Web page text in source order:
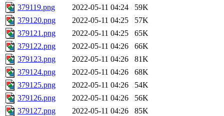
379119.png
2022-05-11 04:24
59K
379120.png
2022-05-11 04:25
57K
379121.png
2022-05-11 04:25
65K
379122.png
2022-05-11 04:26
66K
379123.png
2022-05-11 04:26
81K
379124.png
2022-05-11 04:26
68K
379125.png
2022-05-11 04:26
54K
379126.png
2022-05-11 04:26
56K
379127.png
2022-05-11 04:26
85K